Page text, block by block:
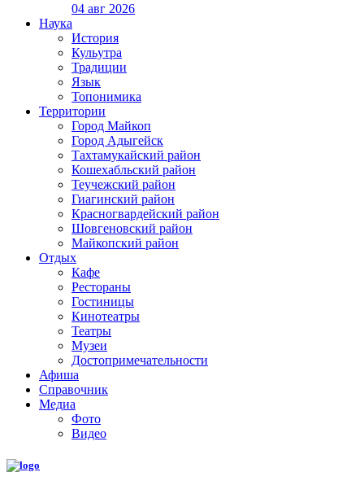
04 авг 2026
Наука
История
Кульутра
Традиции
Язык
Топонимика
Территории
Город Майкоп
Город Адыгейск
Тахтамукайский район
Кошехабльский район
Теучежский район
Гиагинский район
Красногвардейский район
Шовгеновский район
Майкопский район
Отдых
Кафе
Рестораны
Гостиницы
Кинотеатры
Театры
Музеи
Достопримечательности
Афиша
Справочник
Медиа
Фото
Видео